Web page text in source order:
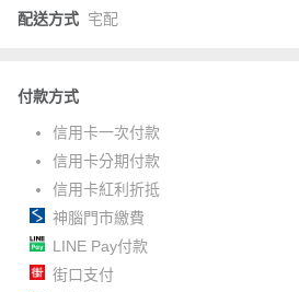
配送方式 宅配
付款方式
信用卡一次付款
信用卡分期付款
信用卡紅利折抵
神腦門市繳費
LINE Pay付款
街口支付